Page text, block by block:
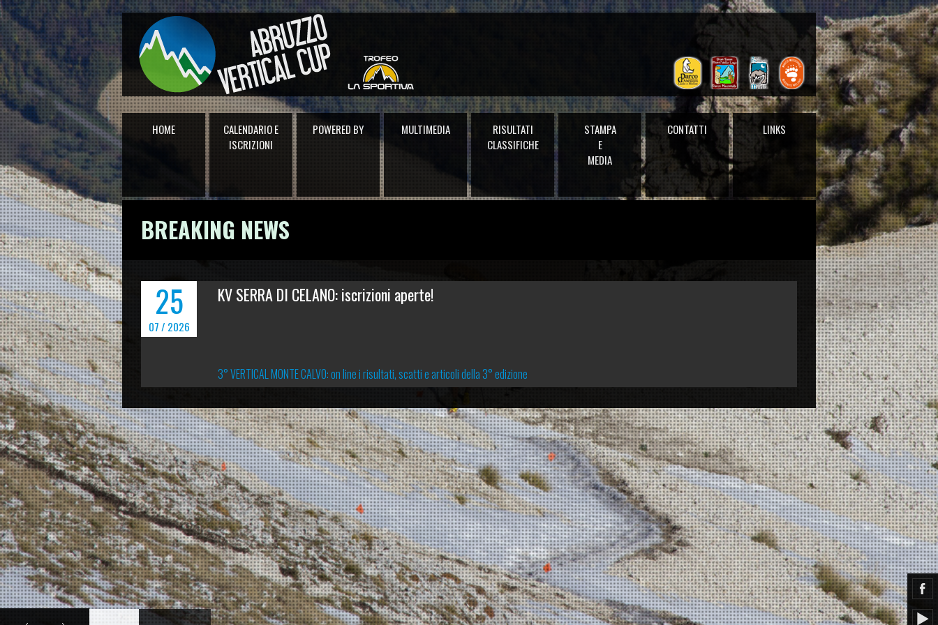
HOME
CALENDARIO E
ISCRIZIONI
POWERED BY MULTIMEDIA
RISULTATI
CLASSIFICHE
STAMPA
E
MEDIA
CONTATTI LINKS
BREAKING NEWS
25
07 / 2026
KV SERRA DI CELANO: iscrizioni aperte!
3° VERTICAL MONTE CALVO: on line i risultati, scatti e articoli della 3° edizione